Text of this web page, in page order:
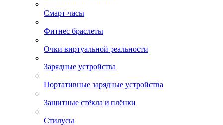
Смарт-часы
Фитнес браслеты
Очки виртуальной реальности
Зарядные устройства
Портативные зарядные устройства
Защитные стёкла и плёнки
Стилусы